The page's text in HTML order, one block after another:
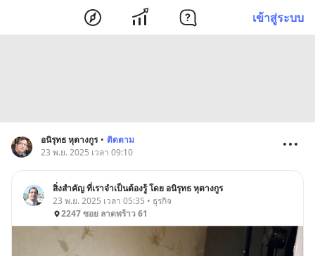
เข้าสู่ระบบ
อนิรุทธ หุตางกูร • ติดตาม
23 พ.ย. 2025 เวลา 09:10
สิ่งสำคัญ ที่เราจำเป็นต้องรู้ โดย อนิรุทธ หุตางกูร
23 พ.ย. 2025 เวลา 05:35 • ธุรกิจ
2247 ซอย ลาดพร้าว 61